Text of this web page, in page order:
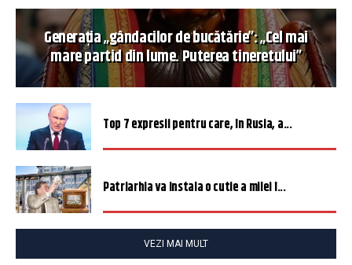
Generația „gândacilor de bucătărie”: „Cel mai
mare partid din lume. Puterea tineretului”
Top 7 expresii pentru care, în Rusia, a...
Patriarhia va instala o cutie a milei î...
VEZI MAI MULT